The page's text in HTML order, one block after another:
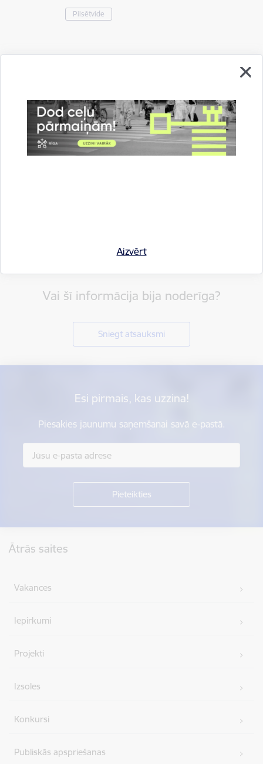
Aizvērt
Pilsētvide
Vai šī informācija bija noderīga?
Sniegt atsauksmi
Esi pirmais, kas uzzina!
Piesakies jaunumu saņemšanai savā e-pastā.
Ātrās saites
Vakances
Iepirkumi
Projekti
Izsoles
Konkursi
Publiskās apspriešanas